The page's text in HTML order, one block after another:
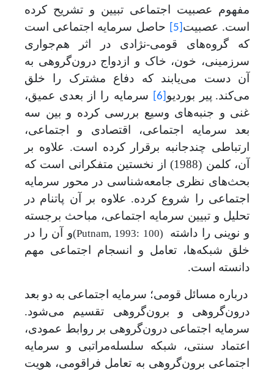
مفهوم عصبیت اجتماعی تبیین و تشریح کرده
است. عصبیت [5]
حاصل سرمایه اجتماعی است
که گروه‌های قومی-نژادی در اثر هم‌جواری
سرزمینی، خون، خاک و ازدواج درون‌گروهی به
آن دست می‌یابند که دفاع مشترک را خلق
می‌کند. پیر بوردیو [6]
سرمایه را از بعدی عمیق،
غنی و جنبه‌های وسیع بررسی کرده و بین سه
بعد سرمایه اجتماعی، اقتصادی و اجتماعی،
ارتباطی چندجانبه برقرار کرده است. علاوه بر
آن، کلمن (1988) از نخستین متفکرانی است که
بحث‌های نظری جامعه‌شناسی در محور سرمایه
اجتماعی را شروع کرده‌. علاوه بر آن پاتنام در
تحلیل و تبیین سرمایه اجتماعی، مباحث برجسته
و نوینی را داشته
(Putnam, 1993: 100)و آن را در
خلق شبکه‌ها، تعامل و انسجام اجتماعی مهم
دانسته ‌است.
درباره مسائل قومی؛ سرمایه اجتماعی به دو بعد
درون‌گروهی و برون‌گروهی تقسیم می‌شود.
سرمایه اجتماعی درون‌گروهی بر روابط عمودی،
اعتماد سنتی، شبکه سلسله‌مراتبی و سرمایه
اجتماعی برون‌گروهی به تعامل فراقومی، هویت